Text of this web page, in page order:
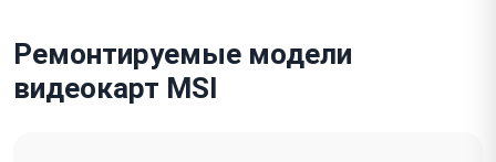
Ремонтируемые модели
видеокарт MSI